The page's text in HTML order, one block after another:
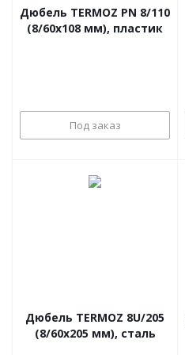
Дюбель TERMOZ PN 8/110
(8/60x108 мм), пластик
Под заказ
Дюбель TERMOZ 8U/205
(8/60x205 мм), сталь